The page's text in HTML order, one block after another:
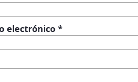
electrónico *